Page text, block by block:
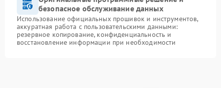
безопасное обслуживание данных
Использование официальных прошивок и инструментов,
аккуратная работа с пользовательскими данными:
резервное копирование, конфиденциальность и
восстановление информации при необходимости